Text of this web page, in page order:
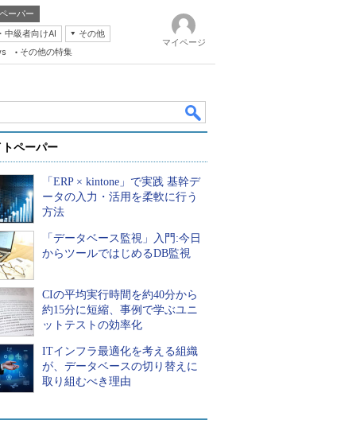
ーパー
中級者向けAI
その他
その他の特集
マイページ
ペーパー
「ERP × kintone」で実践 基幹デ
ータの入力・活用を柔軟に行う
方法
「データベース監視」入門:今日
からツールではじめるDB監視
CIの平均実行時間を約40分から
約15分に短縮、事例で学ぶユニ
ットテストの効率化
ITインフラ最適化を考える組織
が、データベースの切り替えに
取り組むべき理由